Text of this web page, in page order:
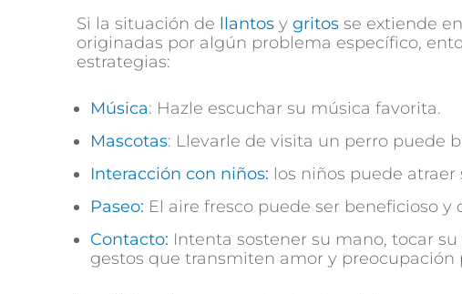
Si la situación de llantos y gritos se extiende
originadas por algún problema específico,
estrategias:
Música: Hazle escuchar su música favorita.
Mascotas: Llevarle de visita un perro puede
Interacción con niños: los niños puede atraer
Paseo: El aire fresco puede ser beneficioso y
Contacto: Intenta sostener su mano, tocar
gestos que transmiten amor y preocupación